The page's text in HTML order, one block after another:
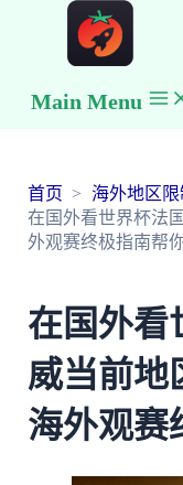
Main Menu
首页
海外地区限
在国外看世界杯法
外观赛终极指南帮
在国外看
威当前地
海外观赛